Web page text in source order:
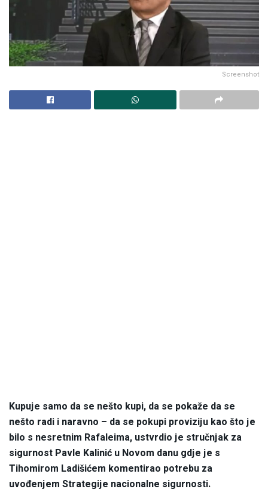
Screenshot
Kupuje samo da se nešto kupi, da se pokaže da se
nešto radi i naravno – da se pokupi proviziju kao što je
bilo s nesretnim Rafaleima, ustvrdio je stručnjak za
sigurnost Pavle Kalinić u Novom danu gdje je s
Tihomirom Ladišićem komentirao potrebu za
uvođenjem Strategije nacionalne sigurnosti.